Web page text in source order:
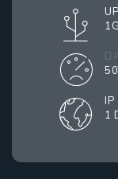
IP
1